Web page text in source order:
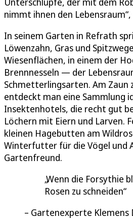
nimmt ihnen den Lebensraum“,
In seinem Garten in Refrath
Löwenzahn, Gras und
Wiesenflächen, in einem der
Brennnesseln — der
Schmetterlingsarten. Am Zaun
entdeckt man eine Sammlung
Insektenhotels, die recht gut
Löchern mit Eiern und Larven.
kleinen Hagebutten am
Winterfutter für die Vögel und
Gartenfreund.
Wenn die Forsythie
Rosen zu schneiden
Gartenexperte Klemens